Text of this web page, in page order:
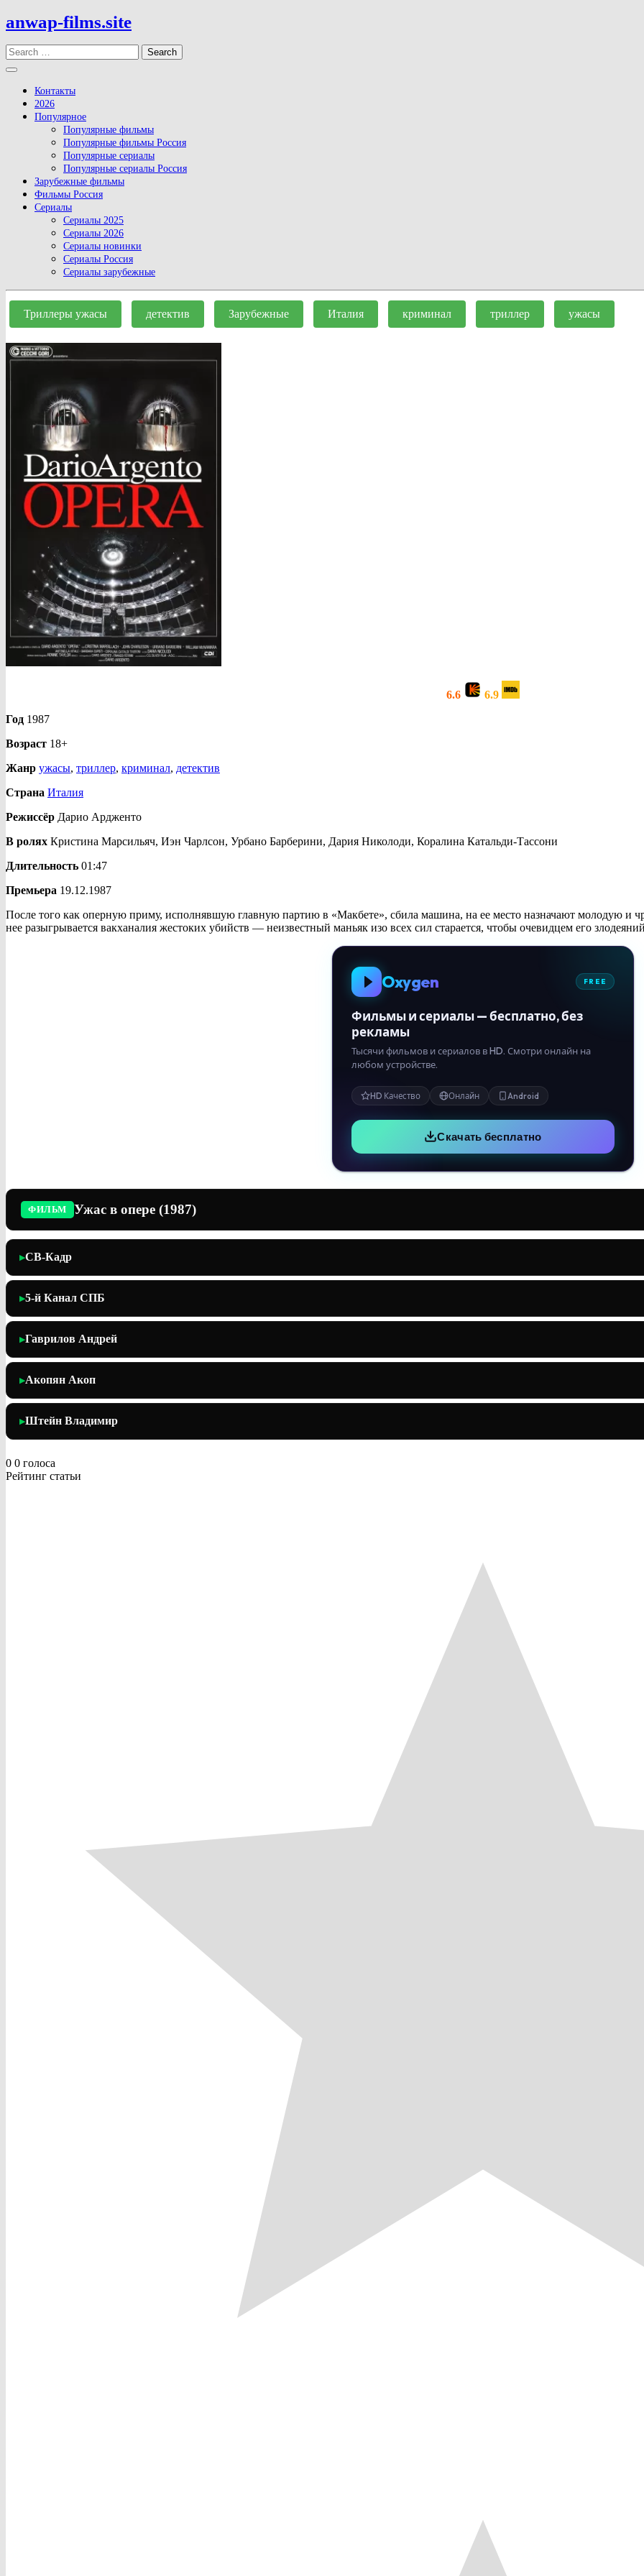
Skip
to
content
anwap-films.site
Search
Open
Button
Контакты
2026
Популярное
Популярные фильмы
Популярные фильмы Россия
Популярные сериалы
Популярные сериалы Россия
Зарубежные фильмы
Фильмы Россия
Сериалы
Сериалы 2025
Сериалы 2026
Сериалы новинки
Сериалы Россия
Сериалы зарубежные
Close
Button
Триллеры ужасы детектив Зарубежные Италия криминал триллер ужасы
6.6
6.9
Год 1987
Возраст 18+
Жанр ужасы, триллер, криминал, детектив
Страна Италия
Режиссёр Дарио Ардженто
В ролях Кристина Марсильяч, Иэн Чарлсон, Урбано Барберини, Дария Николоди, Коралина Катальди-Тассони
Длительность 01:47
Премьера 19.12.1987
После того как оперную приму, исполнявшую главную партию в «Макбете», сбила машина, на ее место назначают молодую и
нее разыгрывается вакханалия жестоких убийств — неизвестный маньяк изо всех сил старается, чтобы очевидцем его
Oxygen FREE
Фильмы и сериалы — бесплатно, без
рекламы
Тысячи фильмов и сериалов в HD. Смотри онлайн на
любом устройстве.
HD Качество Онлайн Android
Скачать бесплатно
ФИЛЬМ Ужас в опере (1987)
▶СВ-Кадр
▶5-й Канал СПБ
▶Гаврилов Андрей
▶Акопян Акоп
▶Штейн Владимир
0 0 голоса
Рейтинг статьи